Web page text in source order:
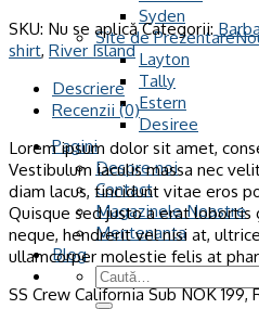
Syden
Site de Prezentare
Layton
Tally
Estern
Desiree
Pagini
Despre noi
Contact
Magazinele Noastre
Mentenanta
Blog
Caută
după:
SKU: Nu se aplică Categorii:
shirt, River Island
Descriere
Recenzii (0)
Lorem ipsum dolor sit amet,
Vestibulum iaculis massa nec
diam lacus, tincidunt vitae eros
Quisque sed justo a erat lobortis
neque, hendrerit vel nisi at,
ullamcorper molestie felis at
SS Crew California Sub NOK 199,